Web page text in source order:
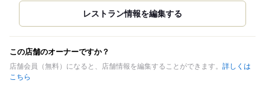
この店舗のオーナーですか？
店舗会員（無料）になると、店舗情報を編集することができます。 詳しくは
こちら